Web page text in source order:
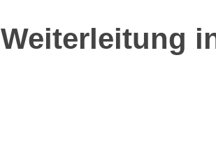
Weiterleitung